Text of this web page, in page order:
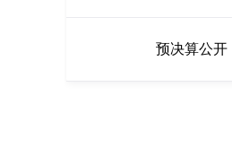
预决算公开